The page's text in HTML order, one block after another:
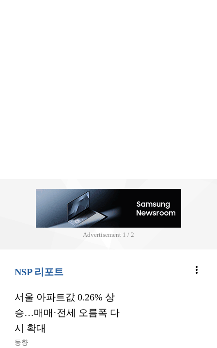
Advertisement 2 / 2
NSP 리포트 more_vert
서울 아파트값 0.26% 상
승…매매·전세 오름폭 다
시 확대
동향